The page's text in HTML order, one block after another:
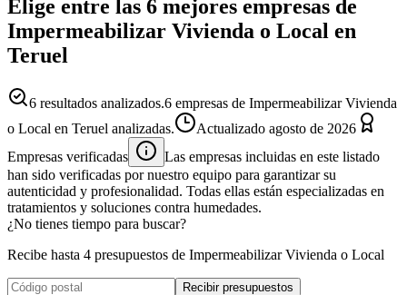
Elige entre las 6 mejores empresas de
Impermeabilizar Vivienda o Local en
Teruel
6 resultados analizados.6 empresas de Impermeabilizar Vivienda
o Local en Teruel analizadas.
Actualizado agosto de 2026
Empresas verificadas
Las empresas incluidas en este listado
han sido verificadas por nuestro equipo para garantizar su
autenticidad y profesionalidad. Todas ellas están especializadas en
tratamientos y soluciones contra humedades.
¿No tienes tiempo para buscar?
Recibe hasta 4 presupuestos de Impermeabilizar Vivienda o Local
Recibir presupuestos